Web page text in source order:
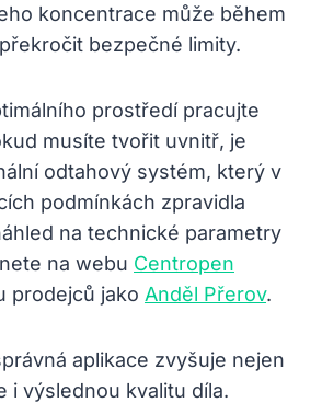
koncentrace může během
bezpečné limity.
prostředí pracujte
musíte tvořit uvnitř, je
odtahový systém, který v
podmínkách zpravidla
na technické parametry
na webu Centropen
prodejců jako Anděl Přerov.
aplikace zvyšuje nejen
i výslednou kvalitu díla.